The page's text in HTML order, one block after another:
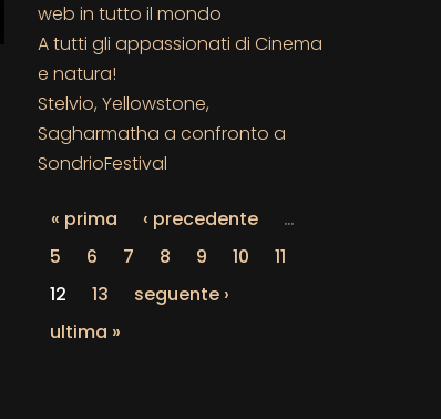
web in tutto il mondo
A tutti gli appassionati di Cinema
e natura!
Stelvio, Yellowstone,
Sagharmatha a confronto a
SondrioFestival
« prima ‹ precedente
…
5
6 7 8 9 10
11
12
13
seguente ›
ultima »